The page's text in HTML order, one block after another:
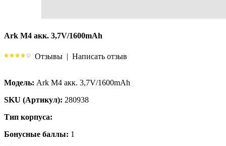
Ark M4 акк. 3,7V/1600mAh
Отзывы | Написать отзыв
Модель: Ark M4 акк. 3,7V/1600mAh
SKU (Артикул): 280938
Тип корпуса:
Бонусные баллы: 1